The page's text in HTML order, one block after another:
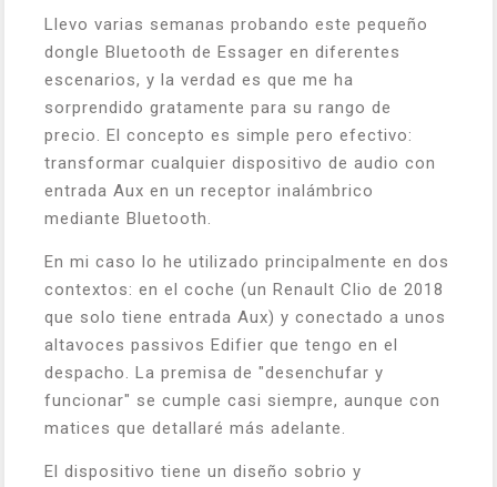
Llevo varias semanas probando este pequeño
dongle Bluetooth de Essager en diferentes
escenarios, y la verdad es que me ha
sorprendido gratamente para su rango de
precio. El concepto es simple pero efectivo:
transformar cualquier dispositivo de audio con
entrada Aux en un receptor inalámbrico
mediante Bluetooth.
En mi caso lo he utilizado principalmente en dos
contextos: en el coche (un Renault Clio de 2018
que solo tiene entrada Aux) y conectado a unos
altavoces passivos Edifier que tengo en el
despacho. La premisa de "desenchufar y
funcionar" se cumple casi siempre, aunque con
matices que detallaré más adelante.
El dispositivo tiene un diseño sobrio y